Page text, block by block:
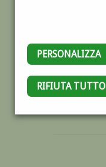
PERSONALIZZA
RIFIUTA TUTTO